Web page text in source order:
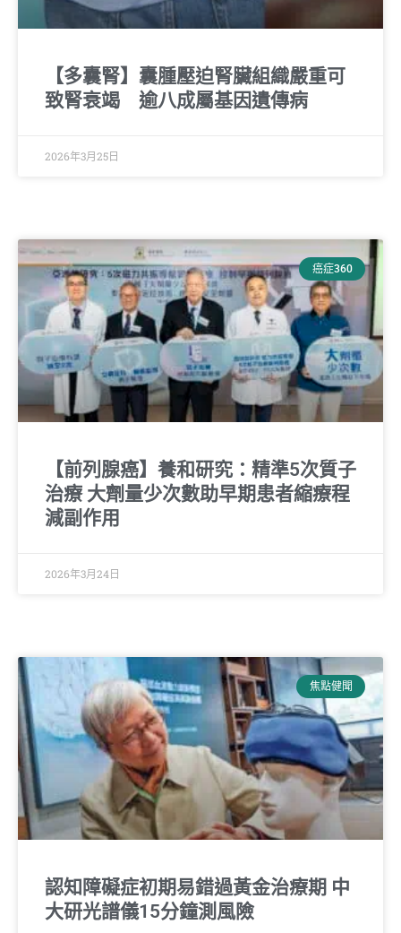
【多囊腎】囊腫壓迫腎臟組織嚴重可
致腎衰竭 逾八成屬基因遺傳病
2026年3月25日
癌症360
【前列腺癌】養和研究：精準5次質子
治療 大劑量少次數助早期患者縮療程
減副作用
2026年3月24日
焦點健聞
認知障礙症初期易錯過黃金治療期 中
大研光譜儀15分鐘測風險